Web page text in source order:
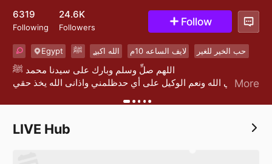
6319
Following
24.6K
Followers Follow
Egypt ﷺ الله اكبࢪ لايف الساعه 10م حب الخير للغير
اللهم صلِّ وسلم وبارك على سيدنا محمد ﷺ‏
حسبي الله ونعم الوكيل على أي حدظلمني واذانى الله يخذ حقيMore
LIVE Hub